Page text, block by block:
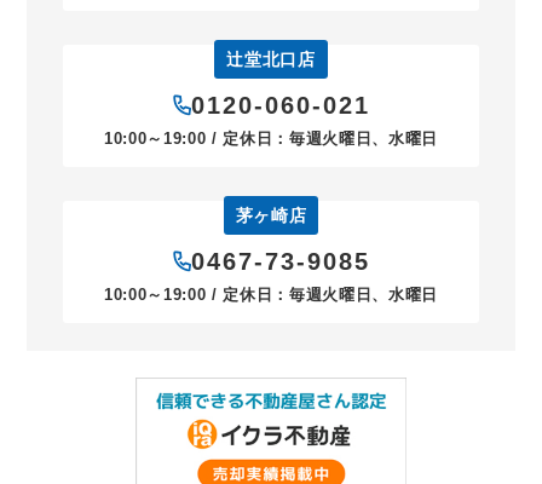
辻堂北口店
0120-060-021
10:00～19:00 / 定休日：毎週火曜日、水曜日
茅ヶ崎店
0467-73-9085
10:00～19:00 / 定休日：毎週火曜日、水曜日